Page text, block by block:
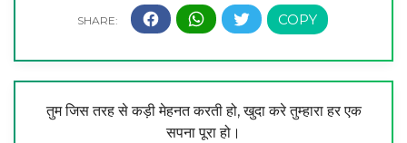
तुम जिस तरह से कड़ी मेहनत करती हो, खुदा करे तुम्हारा हर एक
सपना पूरा हो।